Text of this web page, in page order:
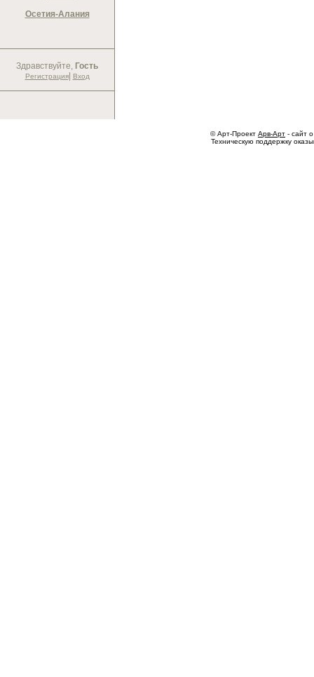
Осетия-Алания
Здравствуйте, Гость
Регистрация| Вход
© Арт-Проект Арв-Арт - сайт
Техническую поддержку